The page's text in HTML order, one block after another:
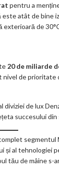
pentru a
atât de bine
exterioară de
20 de miliarde
de prioritate
de lux
succesului
segmentul
al tehnologiei
tău de mâine s-